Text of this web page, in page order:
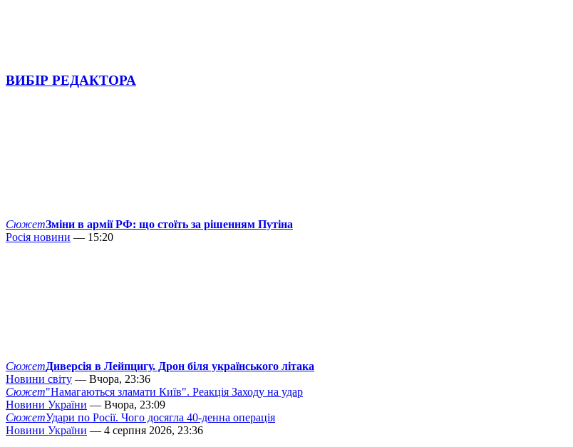
ВИБІР РЕДАКТОРА
СюжетЗміни в армії РФ: що стоїть за рішенням Путіна
Росія новини — 15:20
СюжетДиверсія в Лейпцигу. Дрон біля українського літака
Новини світу — Вчора, 23:36
Сюжет"Намагаються зламати Київ". Реакція Заходу на удар
Новини України — Вчора, 23:09
СюжетУдари по Росії. Чого досягла 40-денна операція
Новини України — 4 серпня 2026, 23:36